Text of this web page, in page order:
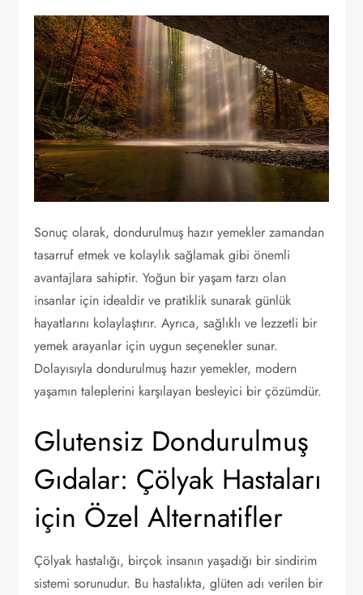
Sonuç olarak, dondurulmuş hazır yemekler zamandan
tasarruf etmek ve kolaylık sağlamak gibi önemli
avantajlara sahiptir. Yoğun bir yaşam tarzı olan
insanlar için idealdir ve pratiklik sunarak günlük
hayatlarını kolaylaştırır. Ayrıca, sağlıklı ve lezzetli bir
yemek arayanlar için uygun seçenekler sunar.
Dolayısıyla dondurulmuş hazır yemekler, modern
yaşamın taleplerini karşılayan besleyici bir çözümdür.
Glutensiz Dondurulmuş
Gıdalar: Çölyak Hastaları
için Özel Alternatifler
Çölyak hastalığı, birçok insanın yaşadığı bir sindirim
sistemi sorunudur. Bu hastalıkta, glüten adı verilen bir